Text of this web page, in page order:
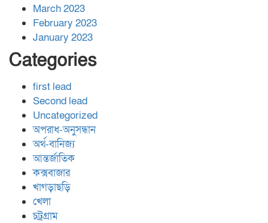
March 2023
February 2023
January 2023
Categories
first lead
Second lead
Uncategorized
অপরাধ-অনুসন্ধান
অর্থ-বানিজ্য
আন্তর্জাতিক
কক্সবাজার
খাগড়াছড়ি
খেলা
চট্রগ্রাম